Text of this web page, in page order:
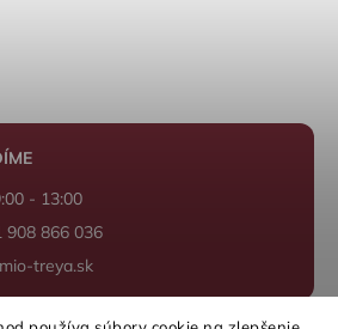
- 13:00
908 866 036
treya.sk